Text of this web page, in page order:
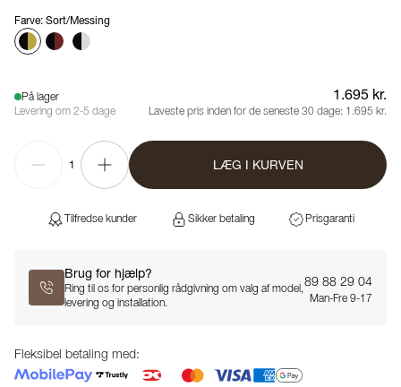
Farve: Sort/Messing
På lager
Levering om 2-5 dage
1.695 kr.
Laveste pris inden for de seneste 30 dage: 1.695 kr.
1 LÆG I KURVEN
Tilfredse kunder Sikker betaling Prisgaranti
Brug for hjælp?
Ring til os for personlig rådgivning om valg af model,
levering og installation.
89 88 29 04
Man-Fre 9-17
Fleksibel betaling med: